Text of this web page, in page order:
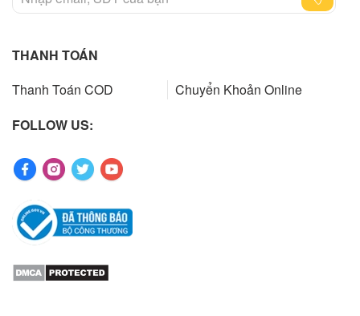
THANH TOÁN
Thanh Toán COD
Chuyển Khoản Online
FOLLOW US: